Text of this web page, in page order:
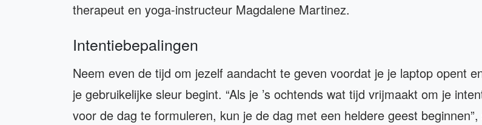
therapeut en yoga-instructeur Magdalene Martinez.
Intentiebepalingen
Neem even de tijd om jezelf aandacht te geven voordat je je laptop opent
je gebruikelijke sleur begint. “Als je ’s ochtends wat tijd vrijmaakt om je
voor de dag te formuleren, kun je de dag met een heldere geest beginnen”,